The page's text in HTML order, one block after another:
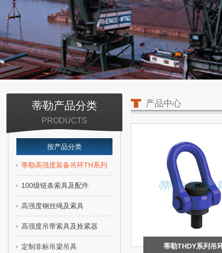
蒂勒产品分类
PRODUCTS
按产品分类
蒂勒高强度装备吊环TH系列
100级链条索具及配件
高强度钢丝绳及索具
高强度吊带索具及拴紧器
定制非标吊梁吊具
产品中心
蒂勒THDY系列吊